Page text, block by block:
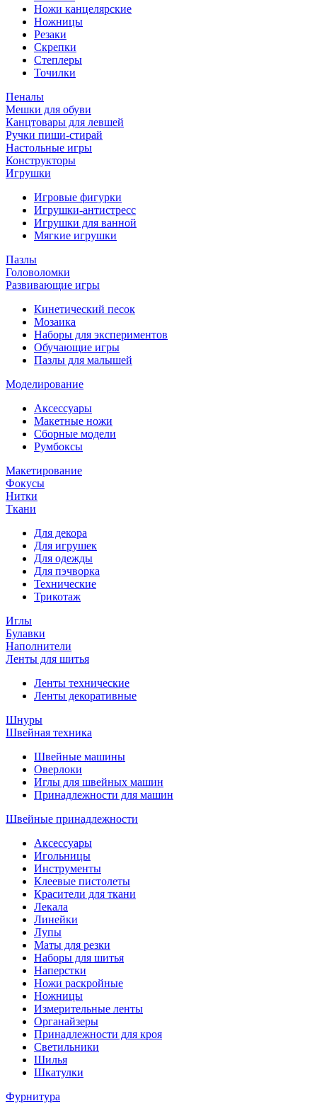
Ножи канцелярские
Ножницы
Резаки
Скрепки
Степлеры
Точилки
Пеналы
Мешки для обуви
Канцтовары для левшей
Ручки пиши-стирай
Настольные игры
Конструкторы
Игрушки
Игровые фигурки
Игрушки-антистресс
Игрушки для ванной
Мягкие игрушки
Пазлы
Головоломки
Развивающие игры
Кинетический песок
Мозаика
Наборы для экспериментов
Обучающие игры
Пазлы для малышей
Моделирование
Аксессуары
Макетные ножи
Сборные модели
Румбоксы
Макетирование
Фокусы
Нитки
Ткани
Для декора
Для игрушек
Для одежды
Для пэчворка
Технические
Трикотаж
Иглы
Булавки
Наполнители
Ленты для шитья
Ленты технические
Ленты декоративные
Шнуры
Швейная техника
Швейные машины
Оверлоки
Иглы для швейных машин
Принадлежности для машин
Швейные принадлежности
Аксессуары
Игольницы
Инструменты
Клеевые пистолеты
Красители для ткани
Лекала
Линейки
Лупы
Маты для резки
Наборы для шитья
Наперстки
Ножи раскройные
Ножницы
Измерительные ленты
Органайзеры
Принадлежности для кроя
Светильники
Шилья
Шкатулки
Фурнитура